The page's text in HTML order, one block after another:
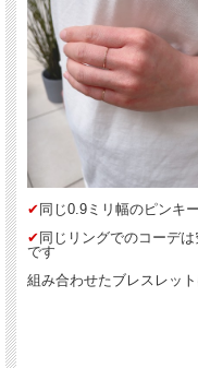
✔︎ 同じ0.9ミリ幅のピンキ
✔︎ 同じリングでのコーデ
です
組み合わせたブレスレッ